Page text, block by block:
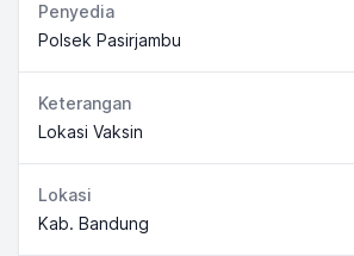
Penyedia
Polsek Pasirjambu
Keterangan
Lokasi Vaksin
Lokasi
Kab. Bandung